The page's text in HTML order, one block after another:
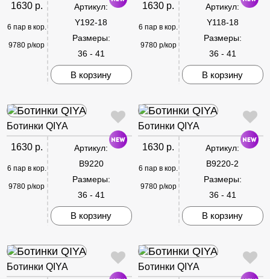
1630 р.
6 пар в кор.
9780 р/кор
Артикул:
Y192-18
Размеры:
36 - 41
В корзину
1630 р.
6 пар в кор.
9780 р/кор
Артикул:
Y118-18
Размеры:
36 - 41
В корзину
Ботинки QIYA
1630 р.
6 пар в кор.
9780 р/кор
Артикул:
B9220
Размеры:
36 - 41
В корзину
Ботинки QIYA
1630 р.
6 пар в кор.
9780 р/кор
Артикул:
B9220-2
Размеры:
36 - 41
В корзину
Ботинки QIYA Ботинки QIYA